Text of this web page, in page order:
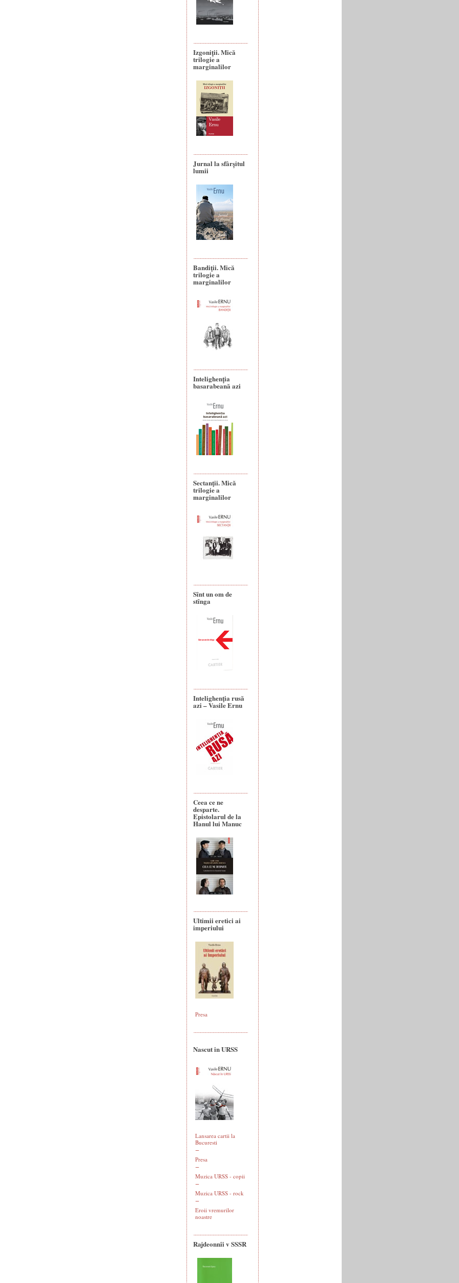
Izgoniții. Mică
trilogie a
marginalilor
Jurnal la sfârșitul
lumii
Bandiţii. Mică
trilogie a
marginalilor
Intelighenția
basarabeană azi
Sectanţii. Mică
trilogie a
marginalilor
Sînt un om de
stînga
Intelighenţia rusă
azi – Vasile Ernu
Ceea ce ne
desparte.
Epistolarul de la
Hanul lui Manuc
Ultimii eretici ai
imperiului
Presa
Nascut in URSS
Lansarea cartii la
Bucuresti
Presa
Muzica URSS - copii
Muzica URSS - rock
Eroii vremurilor
noastre
Rajdeonnîi v SSSR